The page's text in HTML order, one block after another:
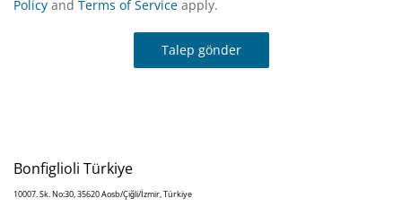
Policy and Terms of Service apply.
Talep gönder
Bonfiglioli Türkiye
10007. Sk. No:30, 35620 Aosb/Çiğli/İzmir, Türkiye